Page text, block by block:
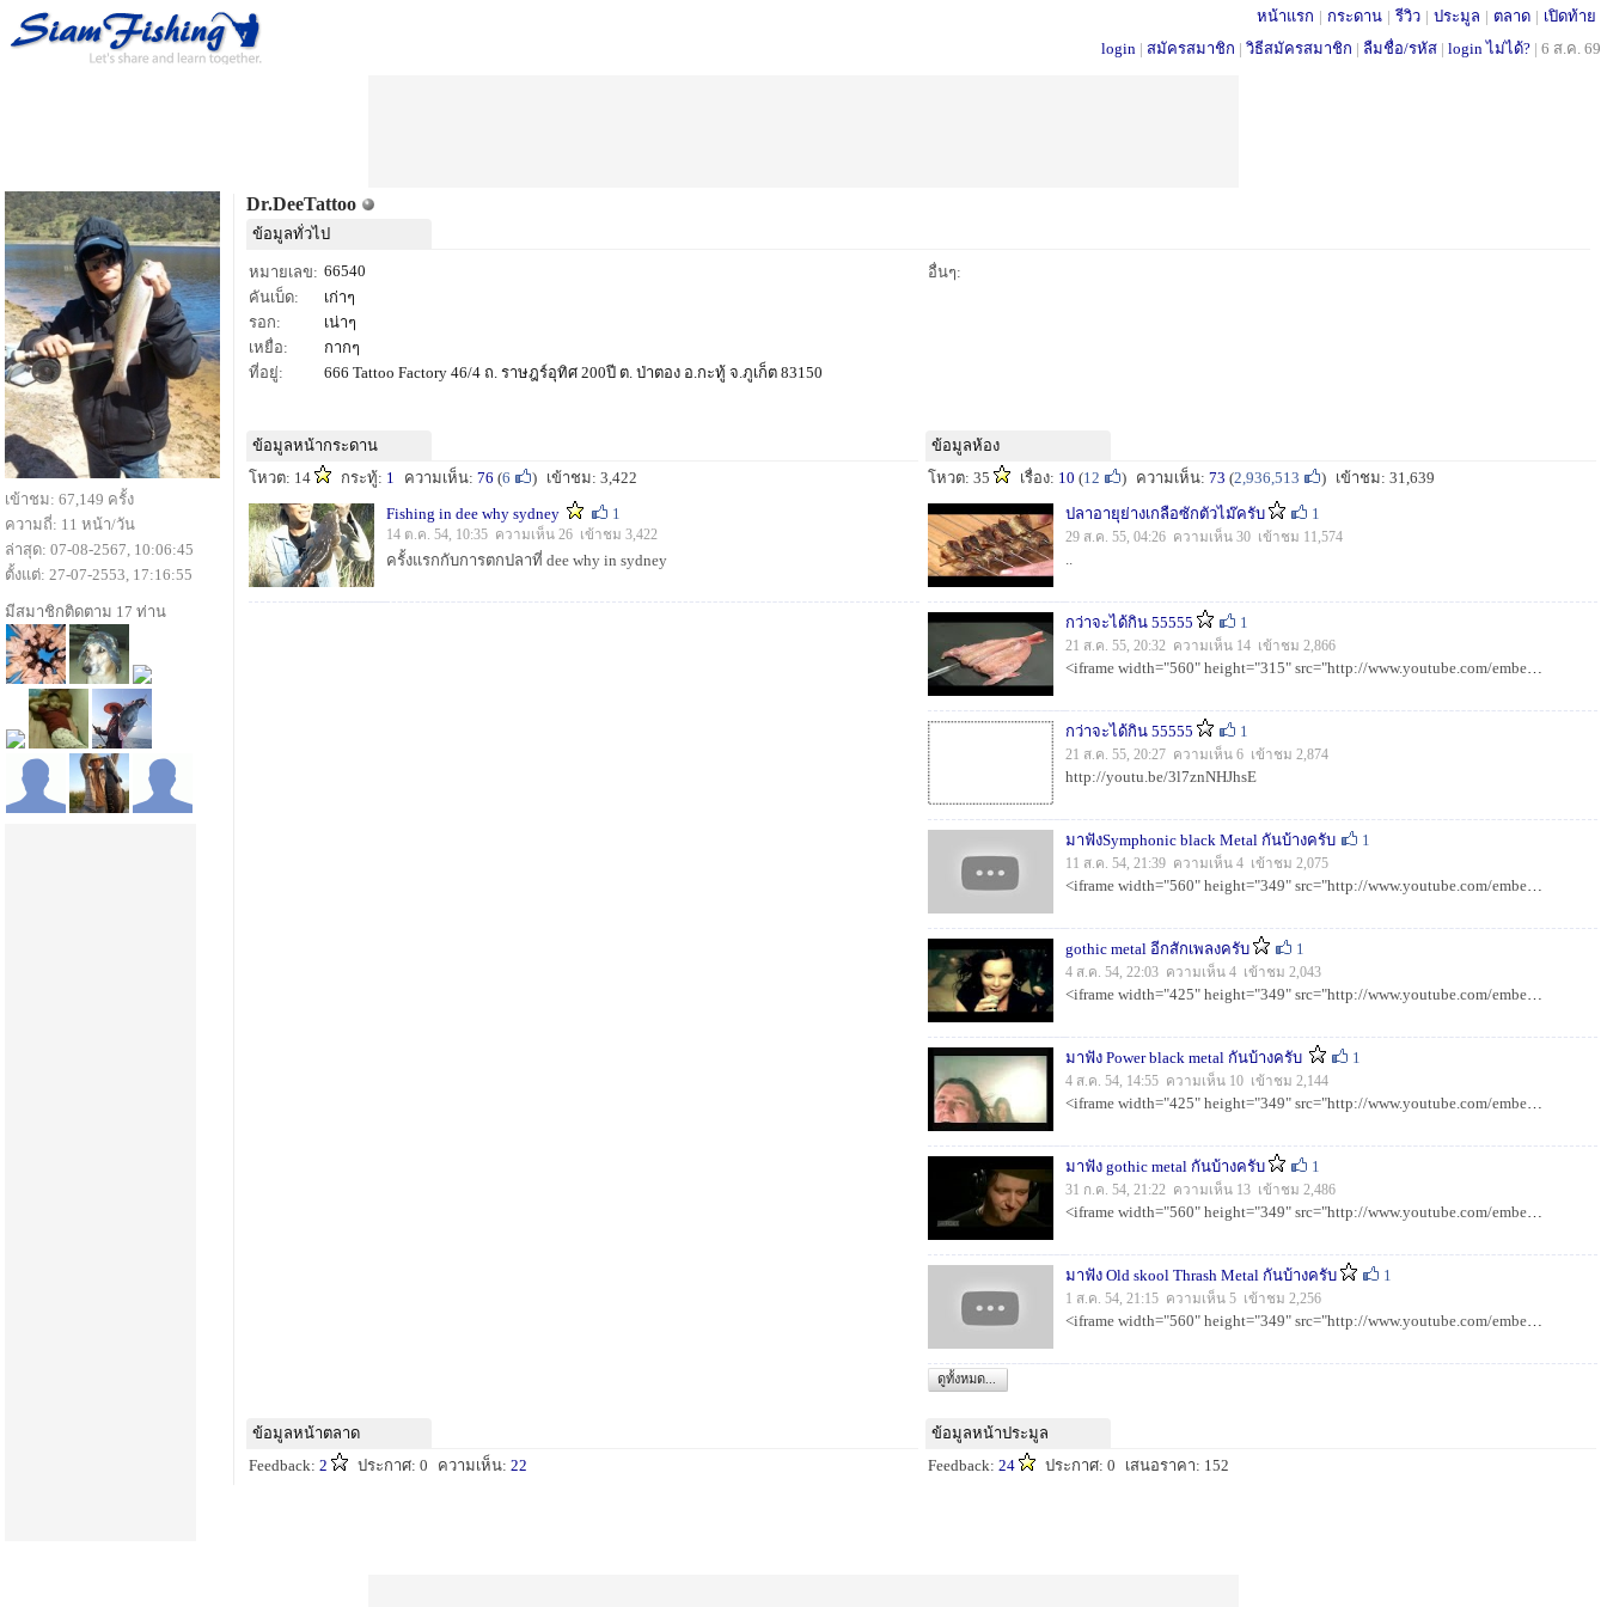
หน้าแรก | กระดาน | รีวิว | ประมูล | ตลาด | เปิดท้าย
login | สมัครสมาชิก | วิธีสมัครสมาชิก | ลืมชื่อ/รหัส | login ไม่ได้? | 6 ส.ค. 69
Dr.DeeTattoo
ข้อมูลทั่วไป
หมายเลข: 66540
คันเบ็ด:
เก่าๆ
รอก:
เน่าๆ
เหยื่อ:
กากๆ
ที่อยู่:
666 Tattoo Factory 46/4 ถ. ราษฎร์อุทิศ 200ปี ต. ป่าตอง อ.กะทู้ จ.ภูเก็ต 83150
อื่นๆ:
ข้อมูลหน้ากระดาน
โหวต: 14
กระทู้: 1 ความเห็น: 76 (6 ) เข้าชม: 3,422
Fishing in dee why sydney
1
14 ต.ค. 54, 10:35 ความเห็น 26 เข้าชม 3,422
ครั้งแรกกับการตกปลาที่ dee why in sydney
ข้อมูลห้อง
โหวต: 35
เรื่อง: 10 (12 ) ความเห็น: 73 (2,936,513 ) เข้าชม: 31,639
ปลาอายุย่างเกลือซักตัวไม๊ครับ
1
29 ส.ค. 55, 04:26 ความเห็น 30 เข้าชม 11,574
..
กว่าจะได้กิน 55555 1
21 ส.ค. 55, 20:32 ความเห็น 14 เข้าชม 2,866
<iframe width="560" height="315" src="http://www.youtube.com/embed/3l7znNHJhsE" frameborder="0" allowfullsc...
กว่าจะได้กิน 55555 1
21 ส.ค. 55, 20:27 ความเห็น 6 เข้าชม 2,874
http://youtu.be/3l7znNHJhsE
มาฟังSymphonic black Metal กันบ้างครับ 1
11 ส.ค. 54, 21:39 ความเห็น 4 เข้าชม 2,075
<iframe width="560" height="349" src="http://www.youtube.com/embed/c0mTkZyNwuY" frameborder="0" allowfullsc...
gothic metal อีกสักเพลงครับ 1
4 ส.ค. 54, 22:03 ความเห็น 4 เข้าชม 2,043
<iframe width="425" height="349" src="http://www.youtube.com/embed/GdZn7k5rZLQ" frameborder="0" allowfullsc...
มาฟัง Power black metal กันบ้างครับ 1
4 ส.ค. 54, 14:55 ความเห็น 10 เข้าชม 2,144
<iframe width="425" height="349" src="http://www.youtube.com/embed/m_sJ5r3yD6Y" frameborder="0" allowfullsc...
มาฟัง gothic metal กันบ้างครับ 1
31 ก.ค. 54, 21:22 ความเห็น 13 เข้าชม 2,486
<iframe width="560" height="349" src="http://www.youtube.com/embed/Dys1_TuUmI4" frameborder="0" allowfullsc...
มาฟัง Old skool Thrash Metal กันบ้างครับ 1
1 ส.ค. 54, 21:15 ความเห็น 5 เข้าชม 2,256
<iframe width="560" height="349" src="http://www.youtube.com/embed/AJ0sW7KOFhU" frameborder="0" allowfullsc...
ดูทั้งหมด...
ข้อมูลหน้าตลาด
Feedback: 2 ประกาศ: 0 ความเห็น: 22
ข้อมูลหน้าประมูล
Feedback: 24 ประกาศ: 0 เสนอราคา: 152
เข้าชม: 67,149 ครั้ง
ความถี่: 11 หน้า/วัน
ล่าสุด: 07-08-2567, 10:06:45
ตั้งแต่: 27-07-2553, 17:16:55
มีสมาชิกติดตาม 17 ท่าน